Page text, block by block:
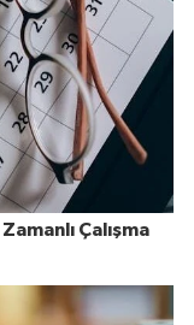
Çalışma